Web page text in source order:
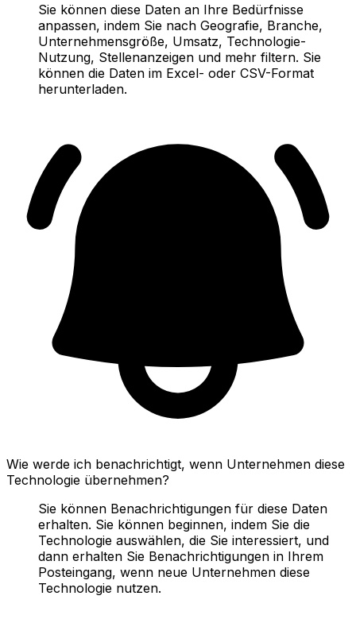
Sie können diese Daten an Ihre Bedürfnisse
anpassen, indem Sie nach Geografie, Branche,
Unternehmensgröße, Umsatz, Technologie-
Nutzung, Stellenanzeigen und mehr filtern. Sie
können die Daten im Excel- oder CSV-Format
herunterladen.
Wie werde ich benachrichtigt, wenn Unternehmen diese
Technologie übernehmen?
Sie können Benachrichtigungen für diese Daten
erhalten. Sie können beginnen, indem Sie die
Technologie auswählen, die Sie interessiert, und
dann erhalten Sie Benachrichtigungen in Ihrem
Posteingang, wenn neue Unternehmen diese
Technologie nutzen.